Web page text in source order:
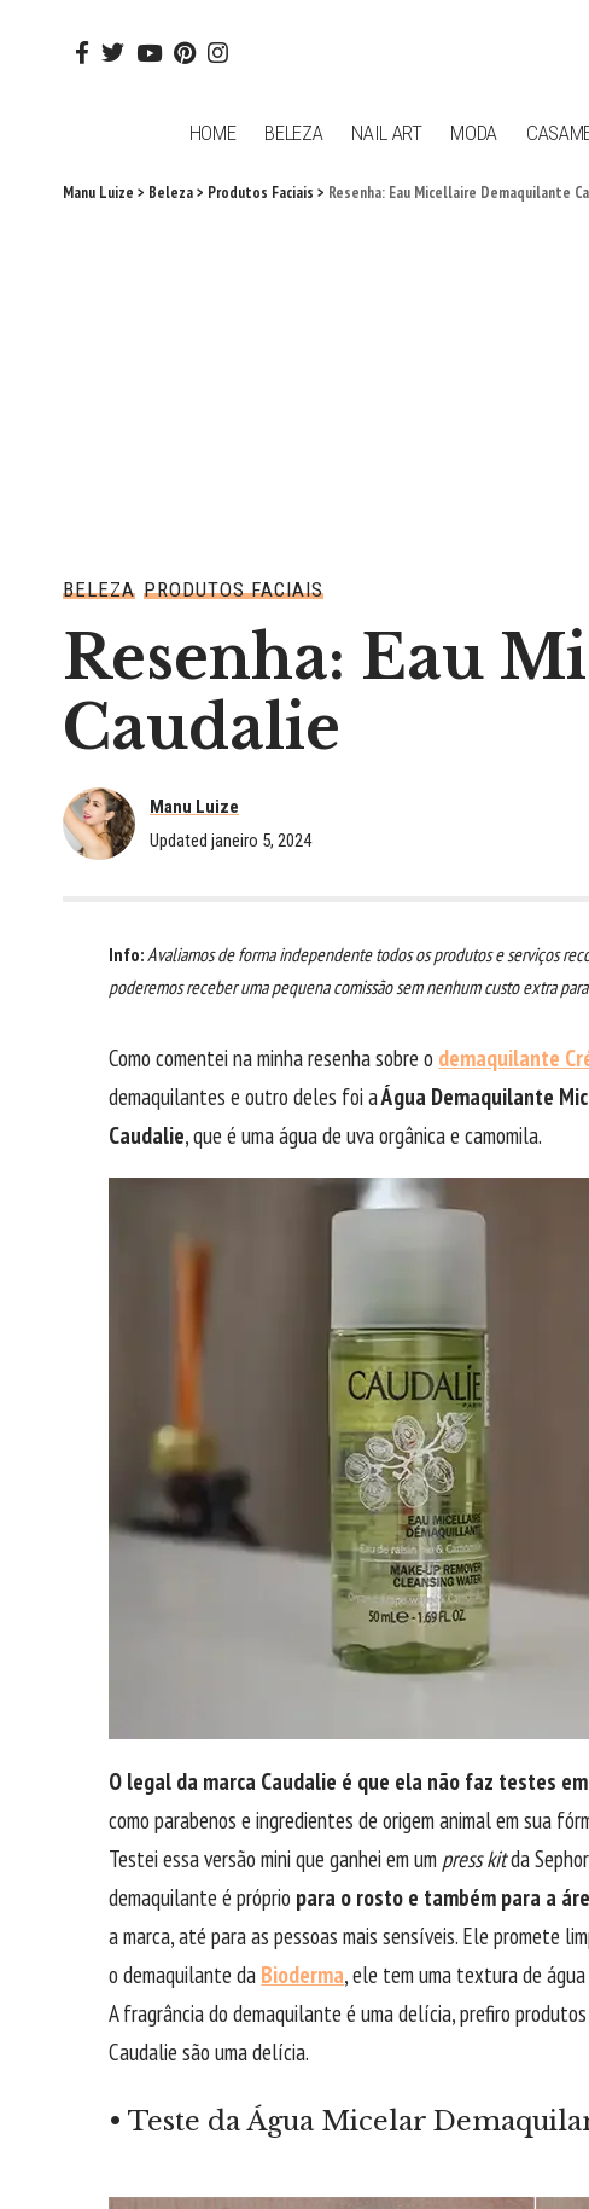
HOME BELEZA NAIL ART MODA
Manu Luize > Beleza> Produtos Faciais > Resenha: Eau Micellaire Demaquilante
BELEZA PRODUTOS FACIAIS
Resenha: Eau
Caudalie
Manu Luize
Updated janeiro 5, 2024
Info:Avaliamos de forma independente todos os produtos e serviços
poderemos receber uma pequena comissão sem nenhum custo extra
Como comentei na minha resenha sobre o demaquilante
demaquilantes e outro deles foi aÁgua Demaquilante
Caudalie, que é uma água de uva orgânica e camomila.
O legal da marca Caudalie é que ela não faz testes
como parabenos e ingredientes de origem animal em sua
Testei essa versão mini que ganhei em um press kitda
demaquilante é próprio para o rosto e também para a
a marca, até para as pessoas mais sensíveis. Ele promete
o demaquilante da Bioderma, ele tem uma textura de
A fragrância do demaquilante é uma delícia, prefiro
Caudalie são uma delícia.
• Teste da Água Micelar